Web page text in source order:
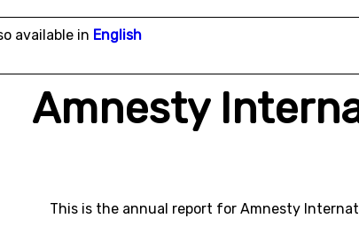
available in English
Amnesty
This is the annual report for Amnesty